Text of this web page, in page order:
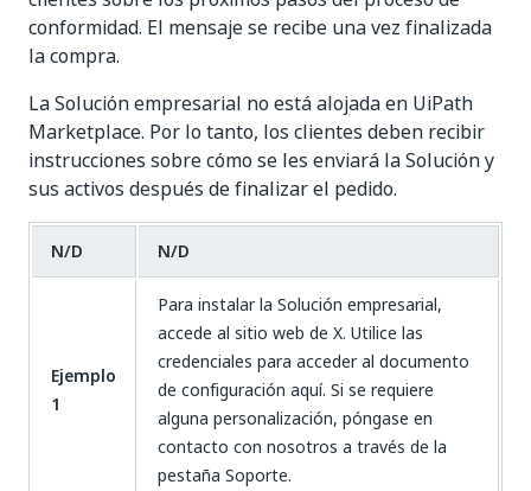
conformidad. El mensaje se recibe una vez finalizada
la compra.
La Solución empresarial no está alojada en UiPath
Marketplace. Por lo tanto, los clientes deben recibir
instrucciones sobre cómo se les enviará la Solución y
sus activos después de finalizar el pedido.
N/D N/D
Ejemplo
1
Para instalar la Solución empresarial,
accede al sitio web de X. Utilice las
credenciales para acceder al documento
de configuración aquí. Si se requiere
alguna personalización, póngase en
contacto con nosotros a través de la
pestaña Soporte.